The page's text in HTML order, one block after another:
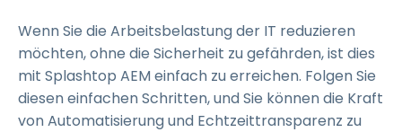
Wenn Sie die Arbeitsbelastung der IT reduzieren
möchten, ohne die Sicherheit zu gefährden, ist dies
mit Splashtop AEM einfach zu erreichen. Folgen Sie
diesen einfachen Schritten, und Sie können die Kraft
von Automatisierung und Echtzeittransparenz zu